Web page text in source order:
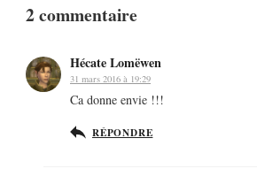
2 commentaire
Hécate Lomëwen
31 mars 2016 à 19:29
Ca donne envie !!!
RÉPONDRE